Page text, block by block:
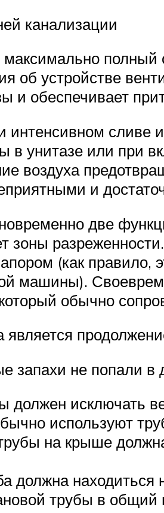
канализации
полный
об устройстве
и обеспечивает
интенсивном сливе
в унитазе или при
воздуха
и
две
зоны
(как правило,
машины).
обычно
запахи не попали
должен исключать
используют
на крыше
должна
трубы в общий